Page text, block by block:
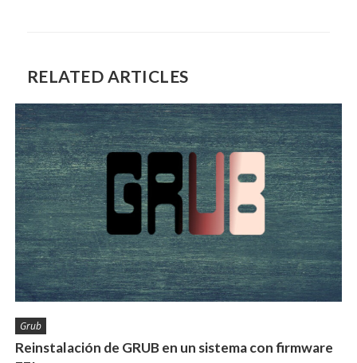
RELATED ARTICLES
Grub
Reinstalación de GRUB en un sistema con firmware